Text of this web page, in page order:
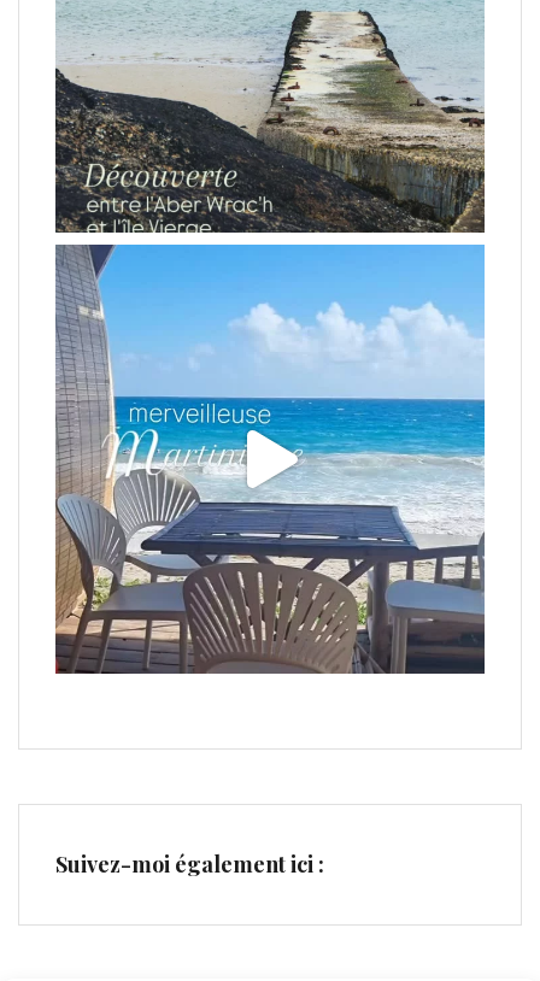
Suivez-moi également ici :